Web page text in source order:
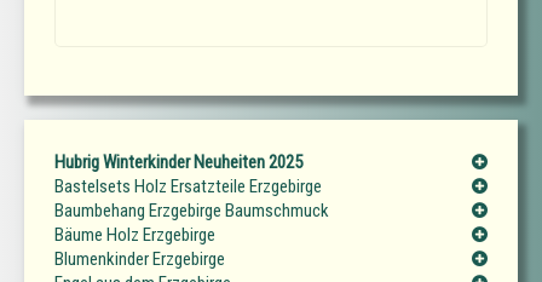
Hubrig Winterkinder Neuheiten 2025
Bastelsets Holz Ersatzteile Erzgebirge
Baumbehang Erzgebirge Baumschmuck
Bäume Holz Erzgebirge
Blumenkinder Erzgebirge